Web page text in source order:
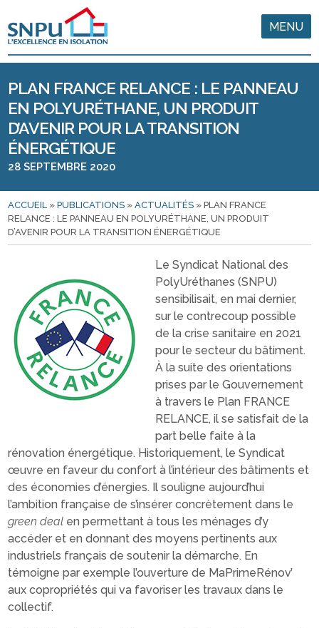
MENU
PLAN FRANCE RELANCE : LE PANNEAU
EN POLYURÉTHANE, UN PRODUIT
D’AVENIR POUR LA TRANSITION
ÉNERGÉTIQUE
28 SEPTEMBRE 2020
ACCUEIL»PUBLICATIONS »ACTUALITÉS »PLAN FRANCE
RELANCE : LE PANNEAU EN POLYURÉTHANE, UN PRODUIT
D’AVENIR POUR LA TRANSITION ÉNERGÉTIQUE
Le Syndicat National des
PolyUréthanes (SNPU)
sensibilisait, en mai dernier,
sur le contrecoup possible
de la crise sanitaire en 2021
pour le secteur du bâtiment.
À la suite des orientations
prises par le Gouvernement
à travers le Plan FRANCE
RELANCE, il se satisfait de la
part belle faite à la
rénovation énergétique. Historiquement, le Syndicat
œuvre en faveur du confort à l’intérieur des bâtiments et
des économies d’énergies. Il souligne aujourd’hui
l’ambition française de s’insérer concrètement dans le
green deal en permettant à tous les ménages d’y
accéder et en donnant des moyens pertinents aux
industriels français de soutenir la démarche. En
témoigne par exemple l’ouverture de MaPrimeRénov’
aux copropriétés qui va favoriser les travaux dans le
collectif.